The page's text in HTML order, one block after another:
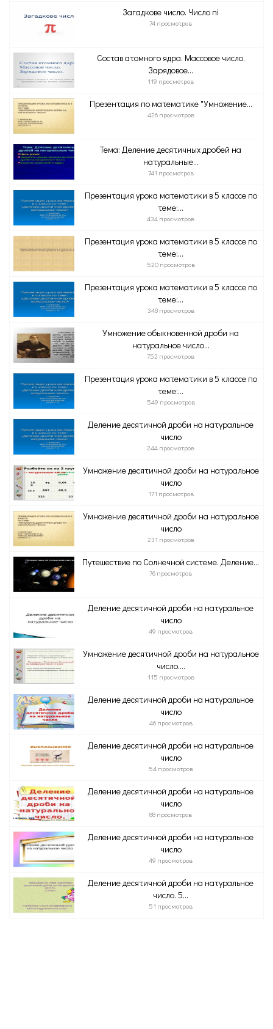
Загадкове число. Число пі
74 просмотров
Состав атомного ядра. Массовое число.
Зарядовое...
119 просмотров
Презентация по математике "Умножение...
426 просмотров
Тема: Деление десятичных дробей на
натуральные...
741 просмотров
Презентация урока математики в 5 классе по
теме:...
434 просмотров
Презентация урока математики в 5 классе по
теме:...
520 просмотров
Презентация урока математики в 5 классе по
теме:...
348 просмотров
Умножение обыкновенной дроби на
натуральное число...
752 просмотров
Презентация урока математики в 5 классе по
теме:...
549 просмотров
Деление десятичной дроби на натуральное
число
244 просмотров
Умножение десятичной дроби на натуральное
число
171 просмотров
Умножение десятичной дроби на натуральное
число
231 просмотров
Путешествие по Солнечной системе. Деление...
76 просмотров
Деление десятичной дроби на натуральное
число
49 просмотров
Умножение десятичной дроби на натуральное
число....
115 просмотров
Деление десятичной дроби на натуральное
число
46 просмотров
Деление десятичной дроби на натуральное
число
54 просмотров
Деление десятичной дроби на натуральное
число
88 просмотров
Деление десятичной дроби на натуральное
число
49 просмотров
Деление десятичной дроби на натуральное
число. 5...
51 просмотров